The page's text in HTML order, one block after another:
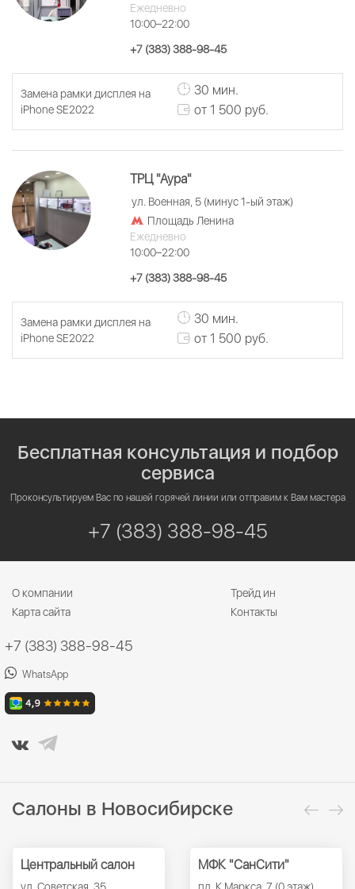
Ежедневно
10:00–22:00
+7 (383) 388-98-45
Замена рамки дисплея на
iPhone SE2022
30 мин.
от 1 500 руб.
ТРЦ "Аура"
ул. Военная, 5 (минус 1-ый этаж)
Площадь Ленина
Ежедневно
10:00–22:00
+7 (383) 388-98-45
Замена рамки дисплея на
iPhone SE2022
30 мин.
от 1 500 руб.
Бесплатная консультация и подбор
сервиса
Проконсультируем Вас по нашей горячей линии или отправим к Вам мастера
+7 (383) 388-98-45
О компании
Трейд ин
Карта сайта
Контакты
+7 (383) 388-98-45
WhatsApp
Салоны в Новосибирске
Центральный салон МФК "СанСити"